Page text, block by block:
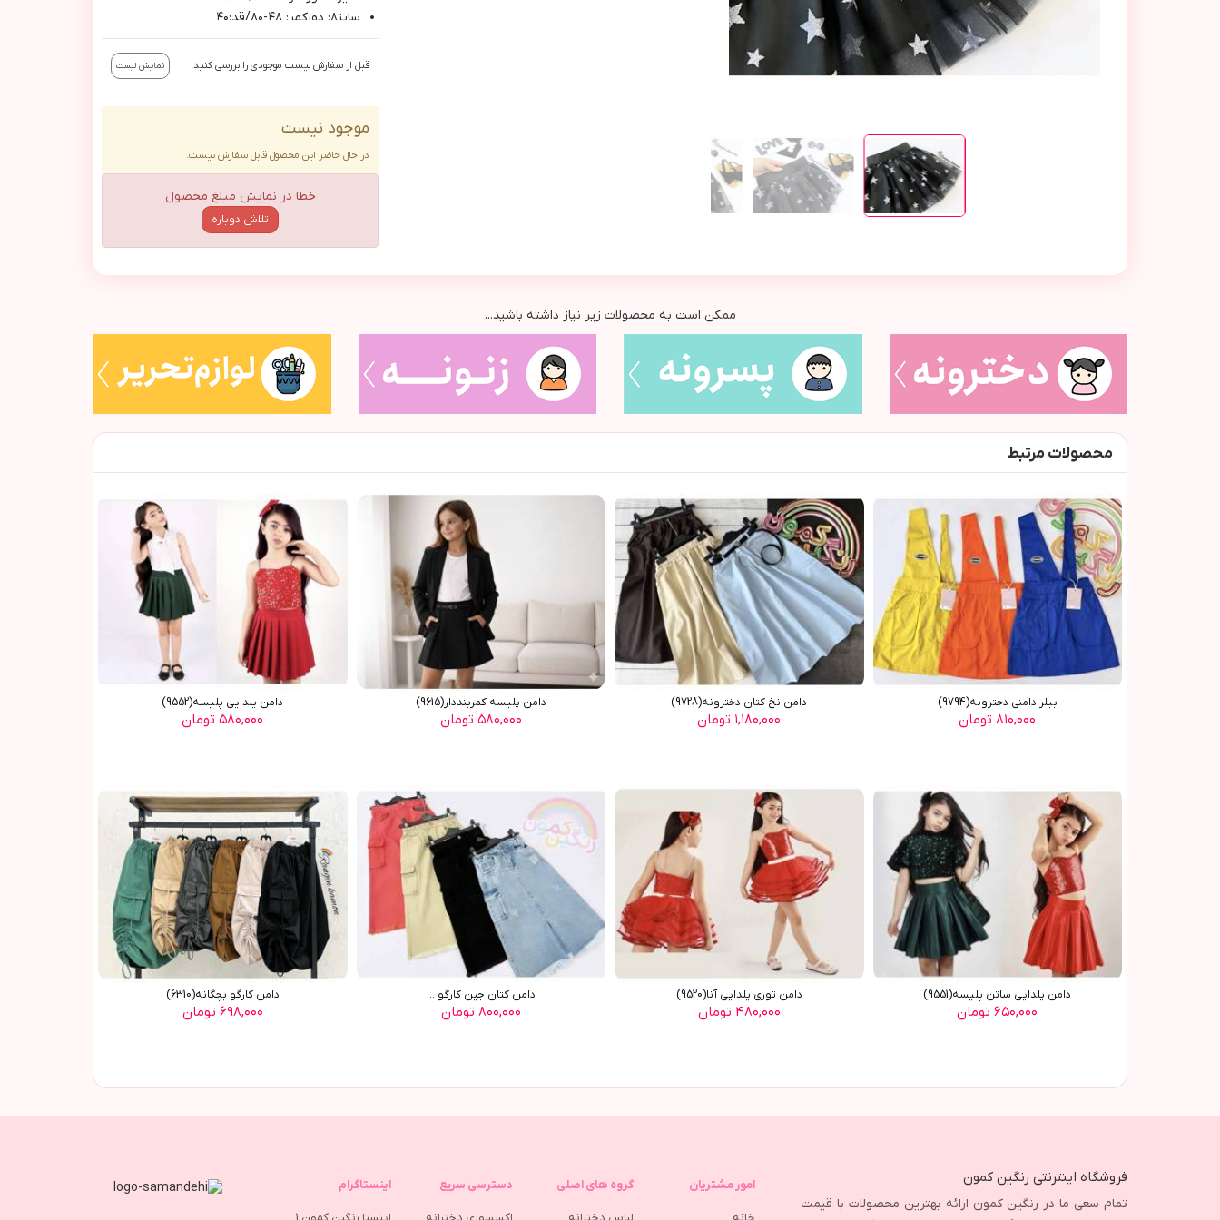
سايز٨: دوركمر: ٤٨-٨٠/قد:٤٠
قبل از سفارش لیست موجودی را بررسی کنید. نمایش لیست
موجود نیست
در حال حاضر این محصول قابل سفارش نیست.
خطا در نمایش مبلغ محصول
تلاش دوباره
ممکن است به محصولات زیر نیاز داشته باشید...
محصولات مرتبط
بیلر دامنی دخترونه(9794)
۸۱۰,۰۰۰ تومان
دامن نخ کتان دخترونه(9728)
۱,۱۸۰,۰۰۰ تومان
دامن پليسه کمربنددار(9615)
۵۸۰,۰۰۰ تومان
دامن يلدايي پليسه(9552)
۵۸۰,۰۰۰ تومان
دامن يلدايي ساتن پليسه(9551)
۶۵۰,۰۰۰ تومان
دامن توري يلدايي آنا(9520)
۴۸۰,۰۰۰ تومان
دامن کتان جین کارگو ...
۸۰۰,۰۰۰ تومان
دامن کارگو بچگانه(6310)
۶۹۸,۰۰۰ تومان
فروشگاه اینترنتی رنگین کمون
تمام سعی ما در رنگین کمون ارائه بهترین محصولات با قیمت
امور مشتریان گروه های اصلی دسترسی سریع اینستاگرام